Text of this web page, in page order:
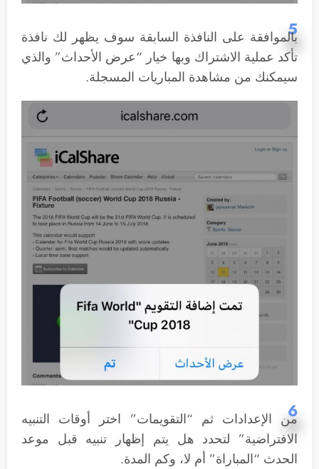
5
بالموافقة على النافذة السابقة سوف يظهر لك نافذة
تأكد عملية الاشتراك وبها خيار “عرض الأحداث” والذي
سيمكنك من مشاهدة المباريات المسجلة.
6
من الإعدادات ثم “التقويمات” اختر أوقات التنبيه
الافتراضية” لتحدد هل يتم إظهار تنبيه قبل موعد
الحدث “المباراة” أم لا، وكم المدة.